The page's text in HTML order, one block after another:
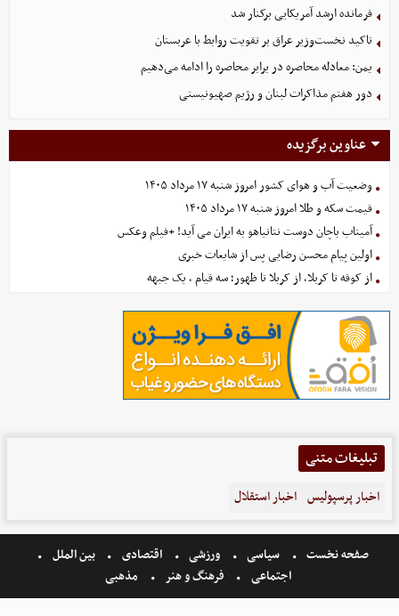
فرمانده ارشد آمریکایی برکنار شد
تاکید نخست‌وزیر عراق بر تقویت روابط با عربستان
یمن: معادله محاصره در برابر محاصره را ادامه می‌دهیم
دور هفتم مذاکرات لبنان و رژیم صهیونیستی
عناوین برگزیده
وضعیت آب و هوای کشور امروز شنبه ۱۷ مرداد ۱۴۰۵
قیمت سکه و طلا امروز شنبه ۱۷ مرداد ۱۴۰۵
آمیتاب باچان دوست نتانیاهو به ایران می آید! +فیلم وعکس
اولین پیام محسن رضایی پس از شایعات خبری
از کوفه تا کربلا، از کربلا تا ظهور؛ سه قیام ، یک جبهه
تبلیغات متنی
اخبار پرسپولیس اخبار استقلال
صفحه نخست سیاسی ورزشی اقتصادی
بین الملل
اجتماعی
فرهنگ و هنر مذهبی